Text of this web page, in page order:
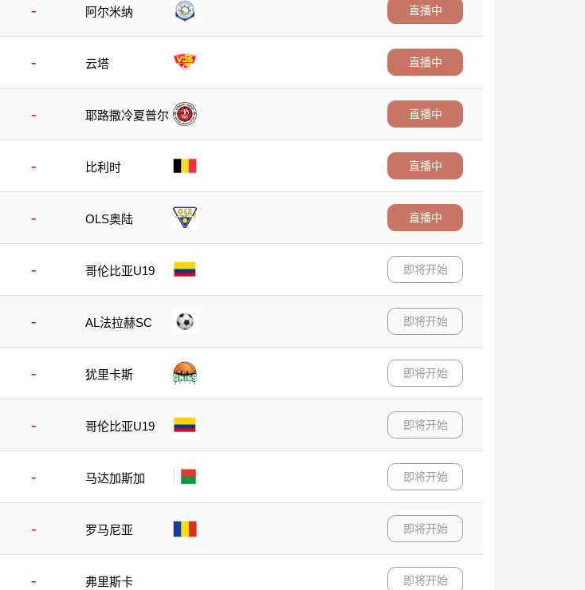
- 阿尔米纳 直播中
- 云塔 直播中
- 耶路撒冷夏普尔 直播中
- 比利时 直播中
- OLS奥陆 直播中
- 哥伦比亚U19 即将开始
- AL法拉赫SC 即将开始
- 犹里卡斯 即将开始
- 哥伦比亚U19 即将开始
- 马达加斯加 即将开始
- 罗马尼亚 即将开始
- 弗里斯卡 即将开始